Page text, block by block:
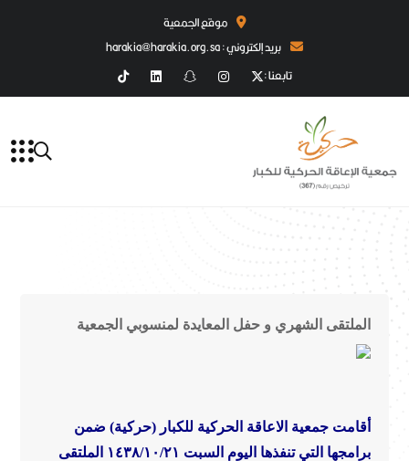
موقع الجمعية
بريد إلكتروني : harakia@harakia.org.sa
تابعنا :
الملتقى الشهري و حفل المعايدة لمنسوبي الجمعية
أقامت جمعية الاعاقة الحركية للكبار (حركية) ضمن
برامجها التي تنفذها اليوم السبت ١٤٣٨/١٠/٢١
الملتقى